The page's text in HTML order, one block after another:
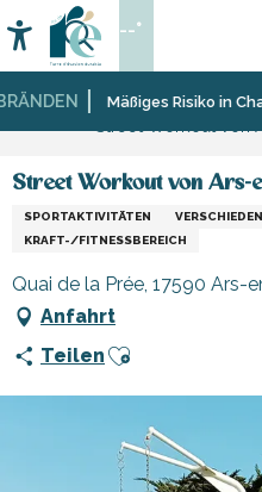
au
contenu
principal
Mäßiges Risiko in
Accessibilité
Suche
--°
Startseite
und
Street Workout von Ars-
SPORTAKTIVITÄTEN
KRAFT-/FITNESSBEREICH
Quai de la Prée, 17590 Ars-
Anfahrt
Teilen Ajouter aux favoris